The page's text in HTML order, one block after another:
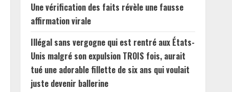
Une vérification des faits révèle une fausse
affirmation virale
Illégal sans vergogne qui est rentré aux États-
Unis malgré son expulsion TROIS fois, aurait
tué une adorable fillette de six ans qui voulait
juste devenir ballerine